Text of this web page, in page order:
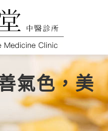
氣色，美